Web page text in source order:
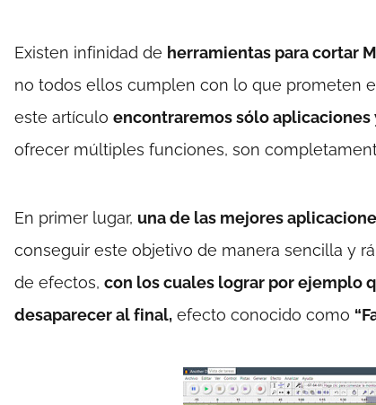
Existen infinidad de herramientas para cortar
no todos ellos cumplen con lo que prometen
este artículo encontraremos sólo aplicaciones
ofrecer múltiples funciones, son
En primer lugar, una de las mejores
conseguir este objetivo de manera sencilla y
de efectos, con los cuales lograr por ejemplo
desaparecer al final, efecto conocido como